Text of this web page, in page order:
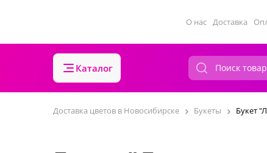
О нас Доставка
Каталог
Доставка цветов в Новосибирске Букеты Букет